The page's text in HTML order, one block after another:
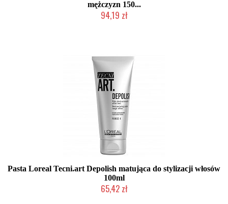
mężczyzn 150...
94,19 zł
Pasta Loreal Tecni.art Depolish matująca do stylizacji włosów
100ml
65,42 zł